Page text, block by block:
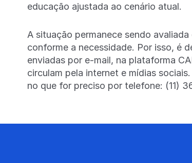
educação ajustada ao cenário atual.
A situação permanece sendo
conforme a necessidade. Por isso, é
enviadas por e-mail, na plataforma
circulam pela internet e mídias
no que for preciso por telefone: (11)